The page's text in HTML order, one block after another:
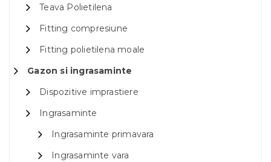
Teava Polietilena
Fitting compresiune
Fitting polietilena moale
Gazon si ingrasaminte
Dispozitive imprastiere
Ingrasaminte
Ingrasaminte primavara
Ingrasaminte vara